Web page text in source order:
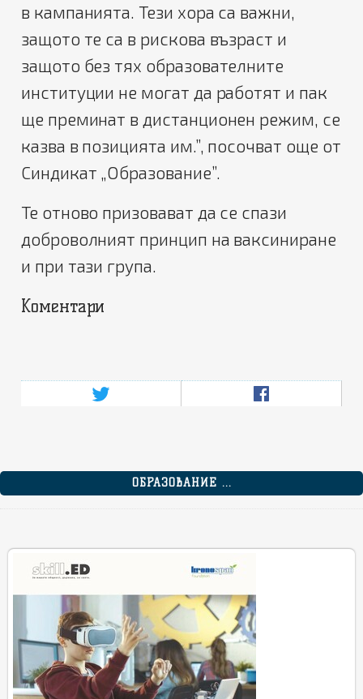
в кампанията. Тези хора са важни,
защото те са в рискова възраст и
защото без тях образователните
институции не могат да работят и пак
ще преминат в дистанционен режим, се
казва в позицията им.”, посочват още от
Синдикат „Образование”.
Те отново призовават да се спази
доброволният принцип на ваксиниране
и при тази група.
Коментари
ОБРАЗОВАНИЕ ...